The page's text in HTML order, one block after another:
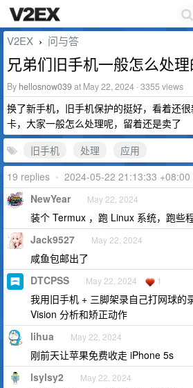
V2EX › 问与答
兄弟们旧手机一般怎么处
By hellosnow039at May 22, 2024 · 3355 views
换了新手机，旧手机保护的挺好，看着还
卡，大家一般怎么处理呢，留着还是卖了
旧手机
处理
应用
19 replies • 2024-05-22 21:13:33 +08:00
NewYear May 22, 2024
装个 Termux ，跑 Linux 系统，跑些
Jack9527 May 22, 2024
咸鱼包邮出了
DTCPSS May 22, 2024 1
我用旧手机 + 三脚架录自己打网球的
Vision 分析和矫正动作
lihua May 22, 2024
刚前天让苹果免费收走 iPhone 5s
lsylsy2 May 22, 2024